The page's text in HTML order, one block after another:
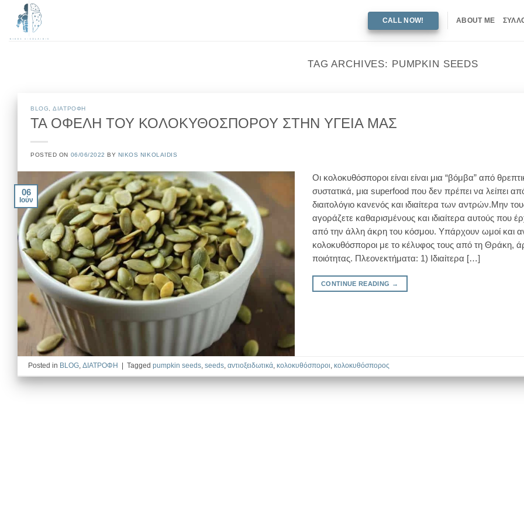
Μετάβαση
περιεχόμενο
CALL NOW! ABOUT ME
TAG ARCHIVES: PUMPKIN SEEDS
BLOG ,ΔΙΑΤΡΟΦΗ
ΤΑ ΟΦΕΛΗ ΤΟΥ ΚΟΛΟΚΥΘΟΣΠΟΡΟΥ ΣΤΗΝ ΥΓΕΙΑ ΜΑΣ
POSTED ON 06/06/2022 BY NIKOS NIKOLAIDIS
06
Ιούν
Oι κολοκυθόσποροι είναι είναι μια “βόμβα” από
συστατικά, μια superfood που δεν πρέπει να λείπει
διαιτολόγιο κανενός και ιδιαίτερα των αντρών.Μην
αγοράζετε καθαρισμένους και ιδιαίτερα αυτούς που
από την άλλη άκρη του κόσμου. Υπάρχουν ωμοί και
κολοκυθόσποροι με το κέλυφος τους από τη Θράκη,
ποιότητας. Πλεονεκτήματα: 1) Ιδιαίτερα […]
CONTINUE READING →
Posted in BLOG, ΔΙΑΤΡΟΦΗ Tagged pumpkin seeds, seeds, αντιοξειδωτικά, κολοκυθόσποροι, κολοκυθόσπορος